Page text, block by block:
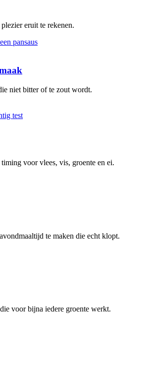
eruit te rekenen.
niet bitter of te zout wordt.
voor vlees, vis, groente en ei.
te maken die echt klopt.
voor bijna iedere groente werkt.